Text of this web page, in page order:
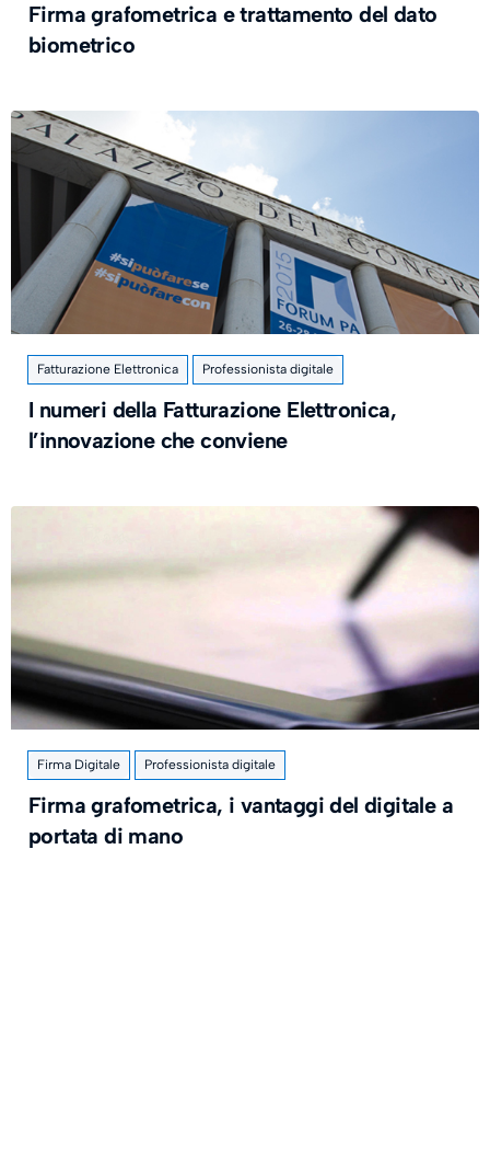
Firma grafometrica e trattamento del dato
biometrico
Fatturazione Elettronica Professionista digitale
I numeri della Fatturazione Elettronica,
l’innovazione che conviene
Firma Digitale Professionista digitale
Firma grafometrica, i vantaggi del digitale a
portata di mano